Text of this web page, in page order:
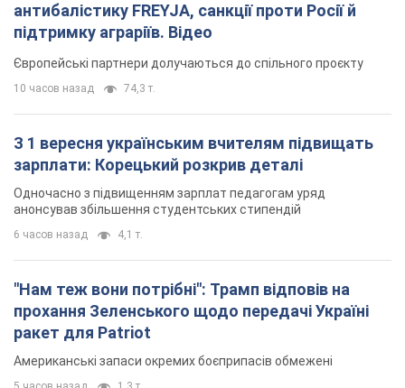
антибалістику FREYJA, санкції проти Росії й
підтримку аграріїв. Відео
Європейські партнери долучаються до спільного проєкту
10 часов назад 74,3 т.
З 1 вересня українським вчителям підвищать
зарплати: Корецький розкрив деталі
Одночасно з підвищенням зарплат педагогам уряд
анонсував збільшення студентських стипендій
6 часов назад 4,1 т.
"Нам теж вони потрібні": Трамп відповів на
прохання Зеленського щодо передачі Україні
ракет для Patriot
Американські запаси окремих боєприпасів обмежені